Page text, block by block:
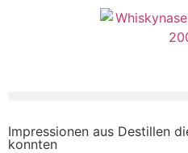
Impressionen aus Destillen
konnten